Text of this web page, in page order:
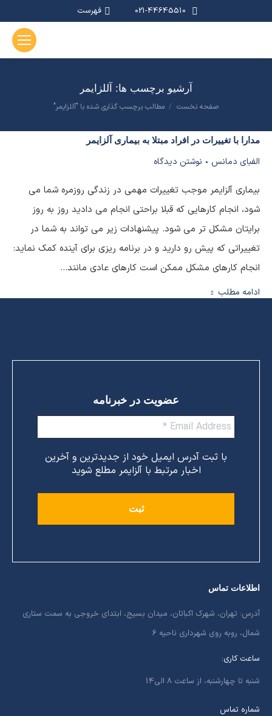
021-44645510 فهرست
آرشیو برچسب ها: آللزایمر
مکان شما:
صفحه نخست مطالب برچسب گذاری شده با "آللزایمر"
مدارا با تغییرات در افراد مبتلا به بیماری آلزایمر
الفبای دمانس نوشتن دیدگاه
بیماری آلزایمر موجب تغییرات مهمی در زندگی روزمره شما می
شود، انجام کارهایی که قبلا براحتی انجام می دادید روز به روز
برایتان مشکل تر می شود. پیشنهادات زیر می تواند به شما در
تغییراتی که پیش رو دارید و در برنامه ریزی برای آینده کمک نماید:
انجام کارهای مشکل ممکن است کارهای عادی مانند…
ادامه مطلب
عضویت در خبرنامه
با ثبت آدرس ایمیل خود از جدیدترین و آخرین
اخبار مرتبط با آلزایمر مطلع شوید
اطلاعات تماس
آدرس: تهران، شهرک اکباتان، میدان بسیج، ابتدای خروجی به سمت ستاری
شمال، روبه روی شهرداری ناحیه 6
ساعت کاری:
شنبه تا چهارشنبه، از ساعت 8 الی14
شماره تماس